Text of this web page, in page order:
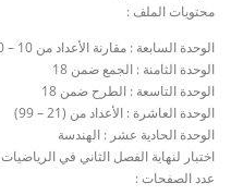
محتويات الملف :
الوحدة السابعة : مقارنة الأعداد من 10 – 20
الوحدة الثامنة : الجمع ضمن 18
الوحدة التاسعة : الطرح ضمن 18
الوحدة العاشرة : الأعداد من (21 – 99)
الوحدة الحادية عشر : الهندسة
اختبار لنهاية الفصل الثاني في الرياضيات
عدد الصفحات :